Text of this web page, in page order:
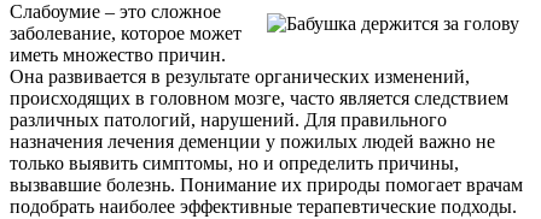
Слабоумие – это сложное
заболевание, которое может
иметь множество причин.
Она развивается в результате органических изменений,
происходящих в головном мозге, часто является следствием
различных патологий, нарушений. Для правильного
назначения лечения деменции у пожилых людей важно не
только выявить симптомы, но и определить причины,
вызвавшие болезнь. Понимание их природы помогает врачам
подобрать наиболее эффективные терапевтические подходы.